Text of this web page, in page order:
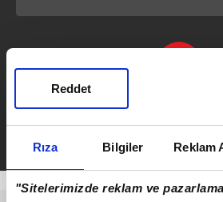
Rıza Bilgiler Reklam
"Sitelerimizde reklam ve
Reddet
Serkan
Takvim.com.tr